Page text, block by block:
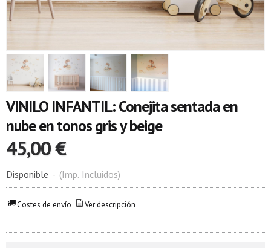
VINILO INFANTIL: Conejita sentada en
nube en tonos gris y beige
45,00 €
Disponible - (Imp. Incluidos)
Costes de envío Ver descripción